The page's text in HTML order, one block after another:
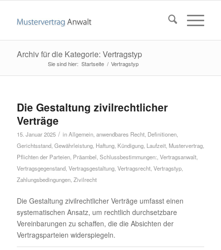
Archiv für die Kategorie: Vertragstyp
Startseite / Vertragstyp
Die Gestaltung zivilrechtlicher
Verträge
15. Januar 2025 / inAllgemein, anwendbares Recht, Definitionen,
Gerichtsstand, Gewährleistung, Haftung, Kündigung, Laufzeit, Mustervertrag,
Pflichten der Parteien, Präambel Schlussbestimmungen: Vertragsanwalt,
Vertragsgegenstand, Vertragsgestaltung, Vertragsrecht, Vertragstyp,
Zahlungsbedingungen, Zivilrecht
Die Gestaltung zivilrechtlicher Verträge umfasst einen
systematischen Ansatz, um rechtlich durchsetzbare
Vereinbarungen zu schaffen, die die Absichten der
Vertragsparteien widerspiegeln.